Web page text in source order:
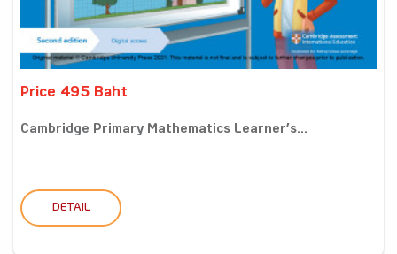
Price 495 Baht
Cambridge Primary Mathematics Learner’s...
DETAIL